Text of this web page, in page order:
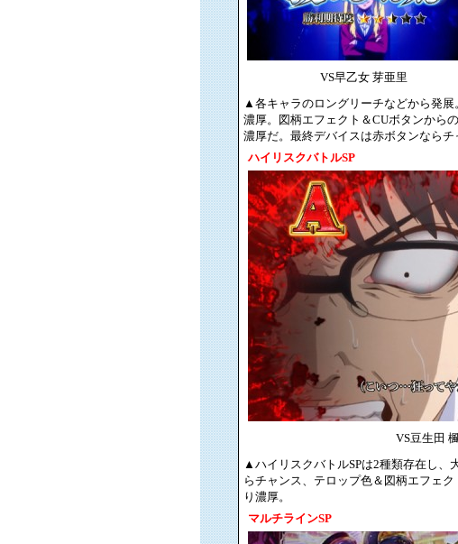
VS早乙女 芽亜里
▲各キャラのロングリーチなどから発
濃厚。図柄エフェクト＆CUボタンから
濃厚だ。最終デバイスは赤ボタンなら
ハイリスクバトルSP
VS豆生田
▲ハイリスクバトルSPは2種類存在し、
らチャンス、テロップ色＆図柄エフェ
り濃厚。
マルチラインSP